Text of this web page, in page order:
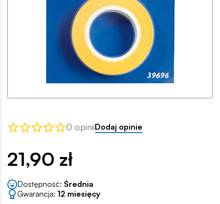
0 opiniiDodaj opinie
21,90 zł
Dostępność: Średnia
Gwarancja: 12 miesięcy